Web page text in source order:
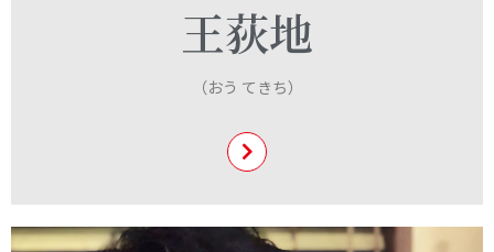
王荻地
（おう てきち）